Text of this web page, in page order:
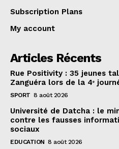
Subscription Plans
My account
Articles Récents
Rue Positivity : 35 jeunes
Zanguéra lors de la 4ᵉ
SPORT 8 août 2026
Université de Datcha : le
contre les fausses
sociaux
EDUCATION 8 août 2026